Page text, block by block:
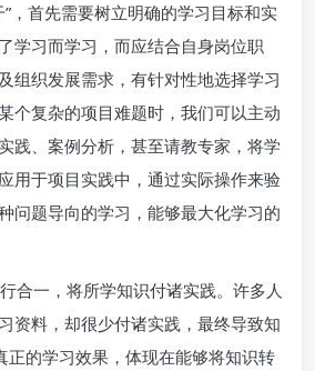
”，首先需要树立明确的学习目标和实
学习而学习，而应结合自身岗位职
组织发展需求，有针对性地选择学习
个复杂的项目难题时，我们可以主动
践、案例分析，甚至请教专家，将学
用于项目实践中，通过实际操作来验
问题导向的学习，能够最大化学习的
合一，将所学知识付诸实践。许多人
资料，却很少付诸实践，最终导致知
正的学习效果，体现在能够将知识转